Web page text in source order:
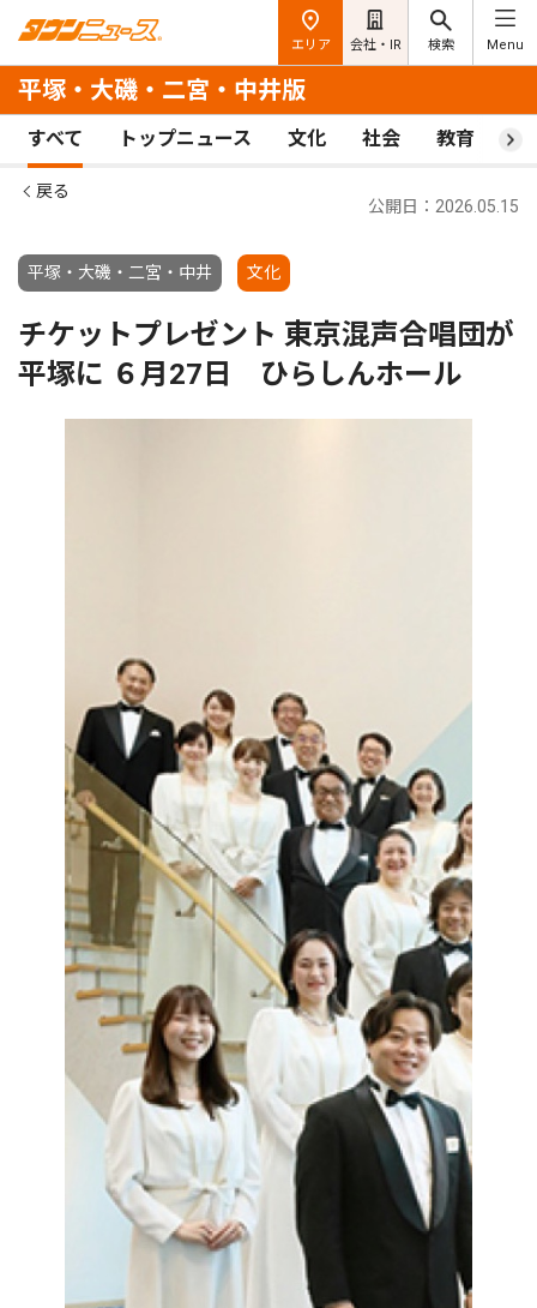
エリア 会社・IR 検索 Menu
平塚・大磯・二宮・中井版
すべて トップニュース 文化 社会 教育 ス
戻る
平塚・大磯・二宮・中井 文化
公開日：2026.05.15
チケットプレゼント 東京混声合唱団が
平塚に ６月27日 ひらしんホール